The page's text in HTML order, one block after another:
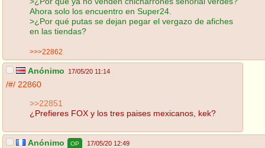
Ahora solo los encuentro en Super24.
>¿Por qué putas se dejan pegar el vergazo de afiches
en las tiendas?
>>>22862
Anónimo 17/05/20 11:14
/#/ 22860
>>22851
¿Prefieres FOX y los tres paises mexicanos, kek?
Anónimo OP 17/05/20 12:49